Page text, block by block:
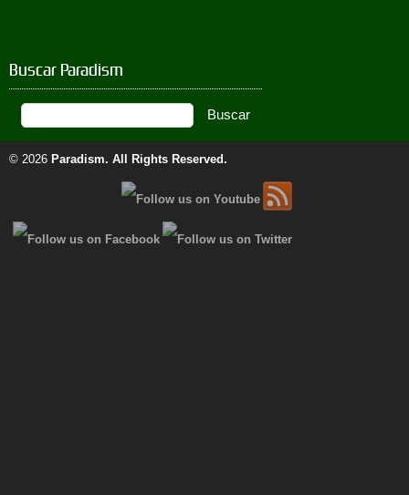
Buscar Paradism
© 2026 Paradism. All Rights Reserved.